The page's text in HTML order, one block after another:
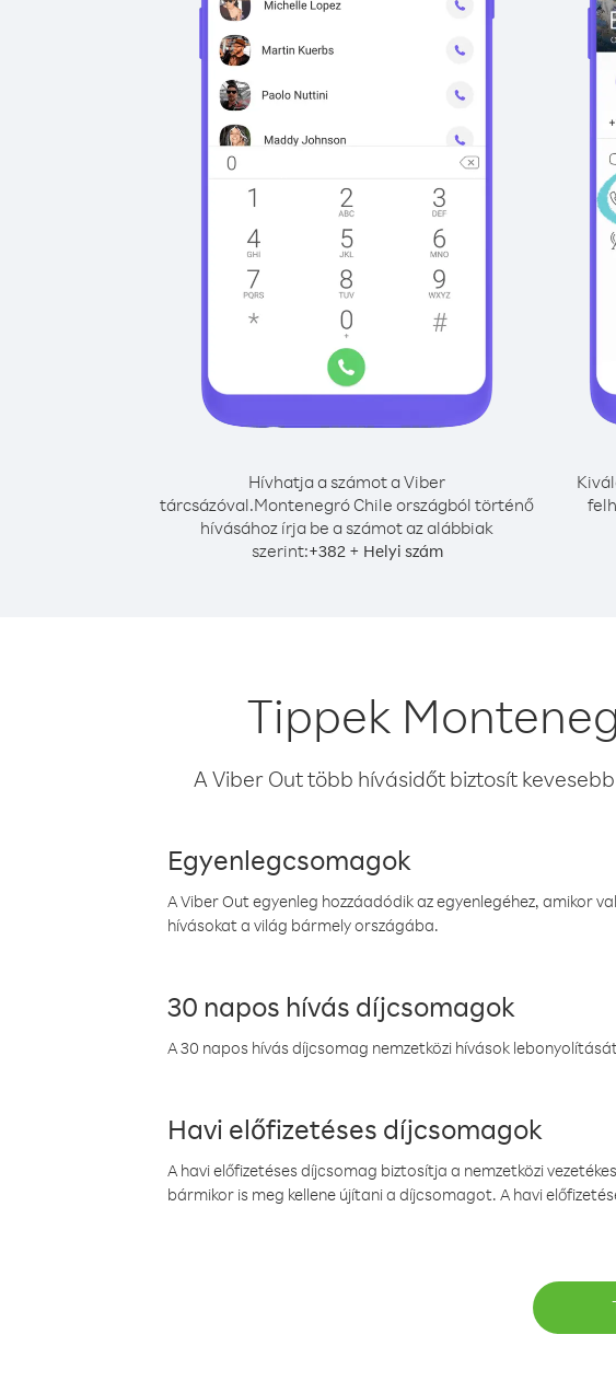
Hívhatja a számot a Viber
tárcsázóval.Montenegró Chile országból történő
hívásához írja be a számot az alábbiak
szerint:+382+ Helyi szám
Tippek
A Viber Out több hívásidőt biztosít
Egyenlegcsomagok
A Viber Out egyenleg hozzáadódik az egyenlegéhez, amikor
hívásokat a világ bármely országába.
30 napos hívás díjcsomagok
A 30 napos hívás díjcsomag nemzetközi hívások
Havi előfizetéses díjcsomagok
A havi előfizetéses díjcsomag biztosítja a nemzetközi
bármikor is meg kellene újítani a díjcsomagot. A havi